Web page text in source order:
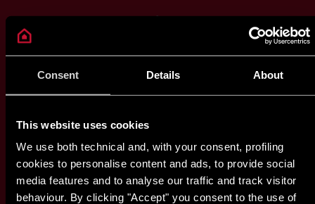
Consent Details About
This website uses cookies
We use both technical and, with your consent, profiling
cookies to personalise content and ads, to provide social
media features and to analyse our traffic and track visitor
behaviour. By clicking "Accept" you consent to the use of
1990
Expansiune globală
începe să se dezvolte la nivel global